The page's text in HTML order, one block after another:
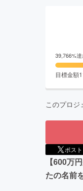
39,766%
目標金額
このプロジ
ポスト
【600万
たの名前